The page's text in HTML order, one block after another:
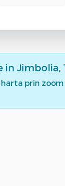
in Jimbolia,
prin